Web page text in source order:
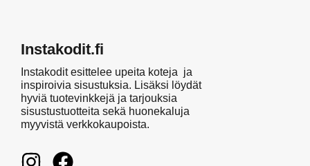
Instakodit.fi
Instakodit esittelee upeita koteja ja
inspiroivia sisustuksia. Lisäksi löydät
hyviä tuotevinkkejä ja tarjouksia
sisustustuotteita sekä huonekaluja
myyvistä verkkokaupoista.